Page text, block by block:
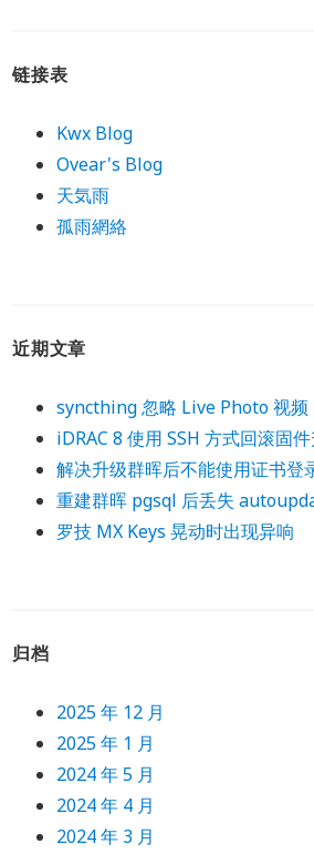
链接表
Kwx Blog
Ovear's Blog
天気雨
孤雨網絡
近期文章
syncthing 忽略 Live Photo 视频
iDRAC 8 使用 SSH 方式回滚固
解决升级群晖后不能使用证书登
重建群晖 pgsql 后丢失
罗技 MX Keys 晃动时出现异响
归档
2025 年 12 月
2025 年 1 月
2024 年 5 月
2024 年 4 月
2024 年 3 月